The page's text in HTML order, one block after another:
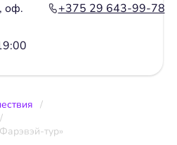
оф.
+375 29 643-99-78
тур»